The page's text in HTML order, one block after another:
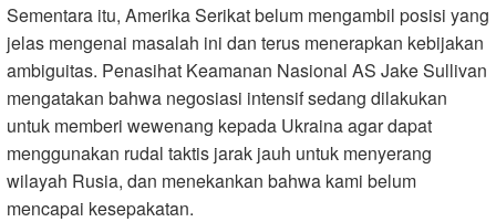
Sementara itu, Amerika Serikat belum mengambil posisi yang
jelas mengenai masalah ini dan terus menerapkan kebijakan
ambiguitas. Penasihat Keamanan Nasional AS Jake Sullivan
mengatakan bahwa negosiasi intensif sedang dilakukan
untuk memberi wewenang kepada Ukraina agar dapat
menggunakan rudal taktis jarak jauh untuk menyerang
wilayah Rusia, dan menekankan bahwa kami belum
mencapai kesepakatan.